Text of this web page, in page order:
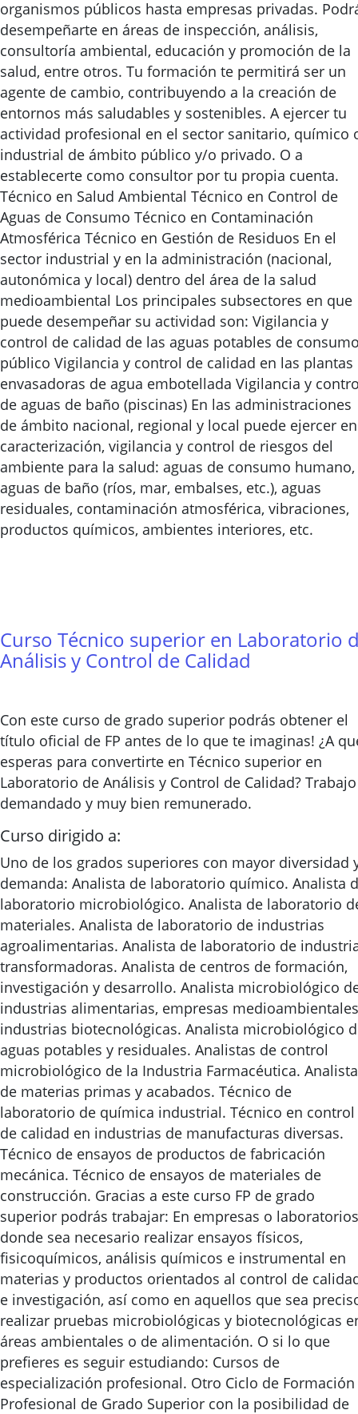
organismos públicos hasta empresas privadas.
desempeñarte en áreas de inspección, análisis,
consultoría ambiental, educación y promoción de la
salud, entre otros. Tu formación te permitirá ser un
agente de cambio, contribuyendo a la creación de
entornos más saludables y sostenibles. A ejercer tu
actividad profesional en el sector sanitario, químico
industrial de ámbito público y/o privado. O a
establecerte como consultor por tu propia cuenta.
Técnico en Salud Ambiental Técnico en Control de
Aguas de Consumo Técnico en Contaminación
Atmosférica Técnico en Gestión de Residuos En el
sector industrial y en la administración (nacional,
autonómica y local) dentro del área de la salud
medioambiental Los principales subsectores en que
puede desempeñar su actividad son: Vigilancia y
control de calidad de las aguas potables de
público Vigilancia y control de calidad en las plantas
envasadoras de agua embotellada Vigilancia y
de aguas de baño (piscinas) En las administraciones
de ámbito nacional, regional y local puede ejercer en
caracterización, vigilancia y control de riesgos del
ambiente para la salud: aguas de consumo humano,
aguas de baño (ríos, mar, embalses, etc.), aguas
residuales, contaminación atmosférica, vibraciones,
productos químicos, ambientes interiores, etc.
Curso Técnico superior en Laboratorio
Análisis y Control de Calidad
Con este curso de grado superior podrás obtener el
título oficial de FP antes de lo que te imaginas! ¿A
esperas para convertirte en Técnico superior en
Laboratorio de Análisis y Control de Calidad? Trabajo
demandado y muy bien remunerado.
Curso dirigido a:
Uno de los grados superiores con mayor diversidad
demanda: Analista de laboratorio químico. Analista
laboratorio microbiológico. Analista de laboratorio
materiales. Analista de laboratorio de industrias
agroalimentarias. Analista de laboratorio de
transformadoras. Analista de centros de formación,
investigación y desarrollo. Analista microbiológico
industrias alimentarias, empresas
industrias biotecnológicas. Analista microbiológico
aguas potables y residuales. Analistas de control
microbiológico de la Industria Farmacéutica. Analista
de materias primas y acabados. Técnico de
laboratorio de química industrial. Técnico en control
de calidad en industrias de manufacturas diversas.
Técnico de ensayos de productos de fabricación
mecánica. Técnico de ensayos de materiales de
construcción. Gracias a este curso FP de grado
superior podrás trabajar: En empresas o laboratorios
donde sea necesario realizar ensayos físicos,
fisicoquímicos, análisis químicos e instrumental en
materias y productos orientados al control de
e investigación, así como en aquellos que sea
realizar pruebas microbiológicas y biotecnológicas
áreas ambientales o de alimentación. O si lo que
prefieres es seguir estudiando: Cursos de
especialización profesional. Otro Ciclo de Formación
Profesional de Grado Superior con la posibilidad de